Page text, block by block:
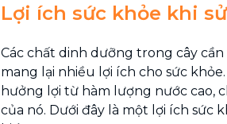
Lợi ích sức khỏe khi
Các chất dinh dưỡng trong cây
mang lại nhiều lợi ích cho sức
hưởng lợi từ hàm lượng nước cao,
của nó. Dưới đây là một lợi ích sức